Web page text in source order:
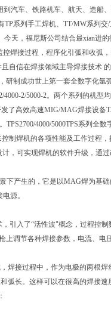
到汽车、铁路机车、航天、造船
TP系列手工焊机、 TT/MW系列交/
今天，福尼斯公司结合最xian进
焊接过程，程序化引弧和收弧，
自信在焊接领域主导焊接技术
研制成功世上第一套全数字化氩
4000-2/5000-2。两个系列的机型
了高效高速MIG/MAG焊接设备
TPS2700/4000/5000TPS系列全数
控制焊机的各项性能及工作过程
，可实现焊机的软件升级，通
下产生的，它是以MAG焊为基
源。
引入了“活性波"概念，过程控制
上调节各种焊接参数，电流、电
焊接过程中，作为电极的两根
弧长。这样可以在很高的焊接速